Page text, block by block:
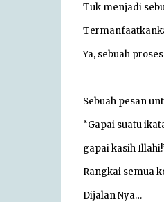
Tuk menjadi
Ya, sebuah
Sebuah pesan
“Gapai suatu
gapai kasih
Rangkai semua
Dijalan Nya…